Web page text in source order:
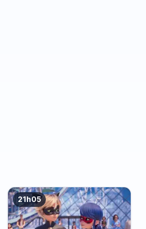
21h05